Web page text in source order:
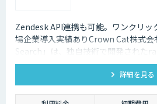
Zendesk API連携も可能。ワンクリッ
場企業導入実績ありCrown Cat株式
Search」は、独自技術で開発された
精度を誇るAIチャットボットです。
理画面から簡単にご自身でチューニン
高精度な特徴があります。
詳細を見る